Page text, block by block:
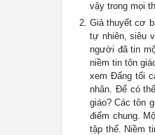
vậy trong mọi
Giả thuyết cơ
tự nhiên, siêu
người đã tin
niềm tin tôn
xem Đấng tối
nhân. Để có
giáo? Các tôn
điểm chung.
tập thể. Niềm